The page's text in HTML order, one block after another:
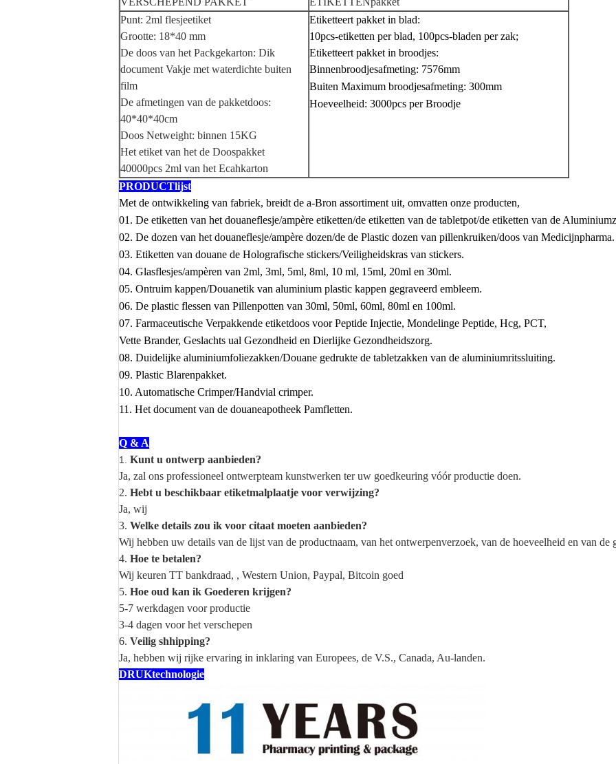
Punt: 2ml flesjeetiket
Grootte: 18*40 mm
De doos van het Packgekarton: Dik
document Vakje met waterdichte buiten
film
De afmetingen van de pakketdoos:
40*40*40cm
Doos Netweight: binnen 15KG
Het etiket van het de Doospakket
40000pcs 2ml van het Ecahkarton
Etiketteert pakket in blad:
10pcs-etiketten per blad, 100pcs-bladen per zak;
Etiketteert pakket in broodjes:
Binnenbroodjesafmeting: 7576mm
Buiten Maximum broodjesafmeting: 300mm
Hoeveelheid: 3000pcs per Broodje
PRODUCTlijst
Met de ontwikkeling van fabriek, breidt de a-Bron assortiment uit, omvatten onze producten,
01. De etiketten van het douaneflesje/ampère etiketten/de etiketten van de tabletpot/de etiketten van de
02. De dozen van het douaneflesje/ampère dozen/de de Plastic dozen van pillenkruiken/doos van Medicijnpharma.
03. Etiketten van douane de Holografische stickers/Veiligheidskras van stickers.
04. Glasflesjes/ampèren van 2ml, 3ml, 5ml, 8ml, 10 ml, 15ml, 20ml en 30ml.
05. Ontruim kappen/Douanetik van aluminium plastic kappen gegraveerd embleem.
06. De plastic flessen van Pillenpotten van 30ml, 50ml, 60ml, 80ml en 100ml.
07. Farmaceutische Verpakkende etiketdoos voor Peptide Injectie, Mondelinge Peptide, Hcg, PCT,
Vette Brander, Geslachts ual Gezondheid en Dierlijke Gezondheidszorg.
08. Duidelijke aluminiumfoliezakken/Douane gedrukte de tabletzakken van de aluminiumritssluiting.
09. Plastic Blarenpakket.
10. Automatische Crimper/Handvial crimper.
11. Het document van de douaneapotheek Pamfletten.
Q & A
1. Kunt u ontwerp aanbieden?
Ja, zal ons professioneel ontwerpteam kunstwerken ter uw goedkeuring vóór productie doen.
2. Hebt u beschikbaar etiketmalplaatje voor verwijzing?
Ja, wij
3. Welke details zou ik voor citaat moeten aanbieden?
Wij hebben uw details van de lijst van de productnaam, van het ontwerpenverzoek, van de hoeveelheid en van de
4. Hoe te betalen?
Wij keuren TT bankdraad, , Western Union, Paypal, Bitcoin goed
5. Hoe oud kan ik Goederen krijgen?
5-7 werkdagen voor productie
3-4 dagen voor het verschepen
6. Veilig shhipping?
Ja, hebben wij rijke ervaring in inklaring van Europees, de V.S., Canada, Au-landen.
DRUKtechnologie